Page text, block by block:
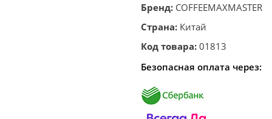
Бренд: COFFEEMAXMASTER
Страна: Китай
Код товара: 01813
Безопасная оплата через: